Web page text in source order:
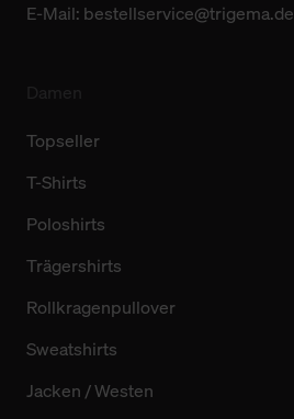
E-Mail: bestellservice@trigema.de
Topseller
T-Shirts
Poloshirts
Trägershirts
Rollkragenpullover
Sweatshirts
Jacken / Westen